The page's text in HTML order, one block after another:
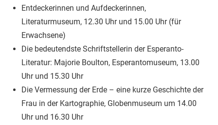
Entdeckerinnen und Aufdeckerinnen,
Literaturmuseum, 12.30 Uhr und 15.00 Uhr (für
Erwachsene)
Die bedeutendste Schriftstellerin der Esperanto-
Literatur: Majorie Boulton, Esperantomuseum, 13.00
Uhr und 15.30 Uhr
Die Vermessung der Erde – eine kurze Geschichte der
Frau in der Kartographie, Globenmuseum um 14.00
Uhr und 16.30 Uhr